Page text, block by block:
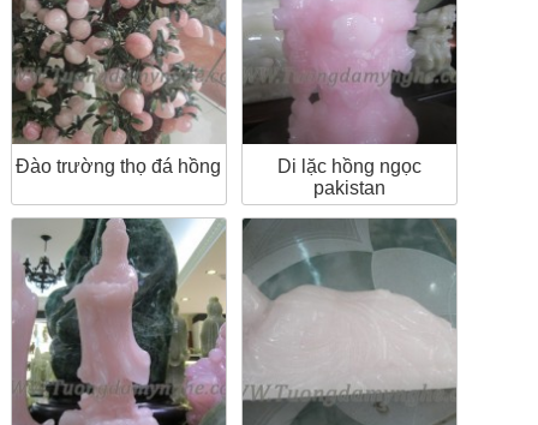
Đào trường thọ đá hồng
Di lặc hồng ngọc
pakistan